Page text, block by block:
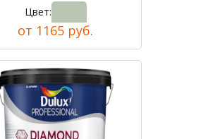
Цвет:
от 1165 руб.